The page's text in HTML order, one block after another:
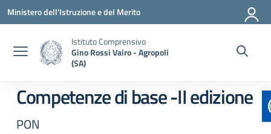
Vai ai contenuti
Vai al menu di navigazione
Vai al footer
Ministero dell'Istruzione e del Merito
Istituto Comprensivo
Gino Rossi Vairo - Agropoli
(SA)
Competenze di base -II edizione
PON